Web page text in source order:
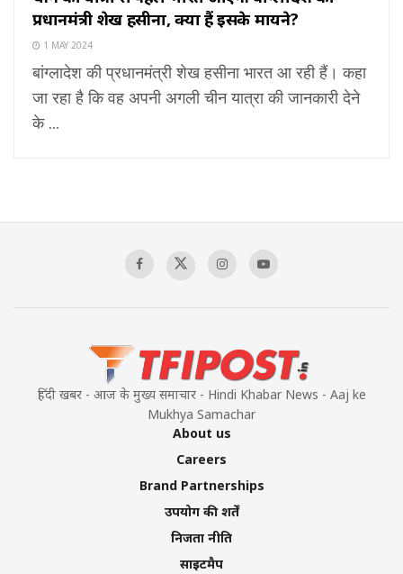
प्रधानमंत्री शेख हसीना, क्या हैं इसके मायने?
1 MAY 2024
बांग्लादेश की प्रधानमंत्री शेख हसीना भारत आ रही हैं। कहा
जा रहा है कि वह अपनी अगली चीन यात्रा की जानकारी देने
के ...
हिंदी खबर - आज के मुख्य समाचार - Hindi Khabar News - Aaj ke
Mukhya Samachar
About us
Careers
Brand Partnerships
उपयोग की शर्तें
निजता नीति
साइटमैप